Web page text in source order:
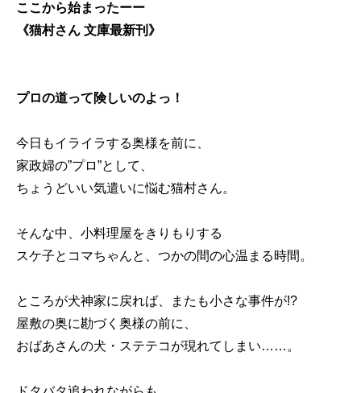
ここから始まったーー
《猫村さん 文庫最新刊》
プロの道って険しいのよっ！
今日もイライラする奥様を前に、
家政婦の”プロ”として、
ちょうどいい気遣いに悩む猫村さん。
そんな中、小料理屋をきりもりする
スケ子とコマちゃんと、つかの間の心温まる時間。
ところが犬神家に戻れば、またも小さな事件が!?
屋敷の奥に勘づく奥様の前に、
おばあさんの犬・ステテコが現れてしまい……。